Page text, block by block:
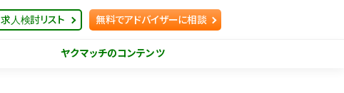
ヤクマッチのコンテンツ
求人検討リスト 無料でアドバイザーに相談